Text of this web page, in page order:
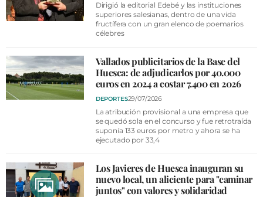
Dirigió la editorial Edebé y las instituciones
superiores salesianas, dentro de una vida
fructífera con un gran elenco de poemarios
célebres
Vallados publicitarios de la Base del
Huesca: de adjudicarlos por 40.000
euros en 2024 a costar 7.400 en 2026
DEPORTES29/07/2026
La atribución provisional a una empresa que
se quedó sola en el concurso y fue retrotraída
suponía 133 euros por metro y ahora se ha
ejecutado por 33,4
Los Javieres de Huesca inauguran su
nuevo local, un aliciente para "caminar
juntos" con valores y solidaridad